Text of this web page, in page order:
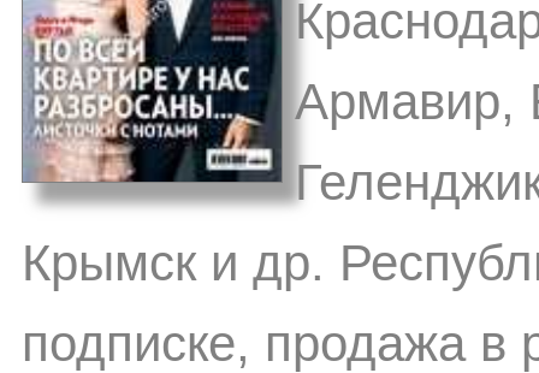
Армавир,
Крымск и др.
подписке, продажа в